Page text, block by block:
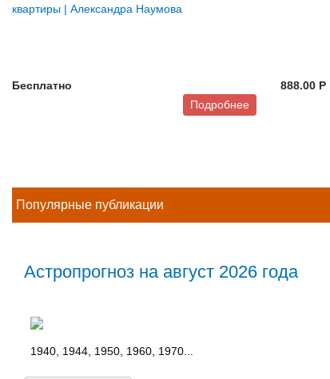
квартиры | Александра Наумова
Бесплатно
Подробнее
888.00 P
Популярные публикации
Астропрогноз на август 2026 года
1940, 1944, 1950, 1960, 1970...